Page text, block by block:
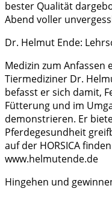
bester Qualität
Abend voller
Dr. Helmut Ende:
Medizin zum Anfassen
Tiermediziner Dr.
befasst er sich damit,
Fütterung und im
demonstrieren. Er
Pferdegesundheit
auf der HORSICA
www.helmutende.de
Hingehen und